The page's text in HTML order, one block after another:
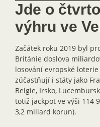
Jde o
výhru ve
Začátek roku 2019 byl
Británie doslova
losování evropské
zúčastňují i státy jako
Belgie, Irsko,
totiž jackpot ve výši 114
3,2 miliard korun).